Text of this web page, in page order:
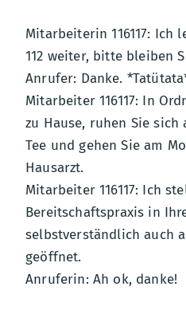
Mitarbeiterin 116117: Ich
112 weiter, bitte bleiben
Anrufer: Danke.
Mitarbeiter 116117: In
zu Hause, ruhen Sie
Tee und gehen Sie am
Hausarzt.
Mitarbeiter 116117: Ich
Bereitschaftspraxis in
selbstverständlich auch
geöffnet.
Anruferin: Ah ok, danke!